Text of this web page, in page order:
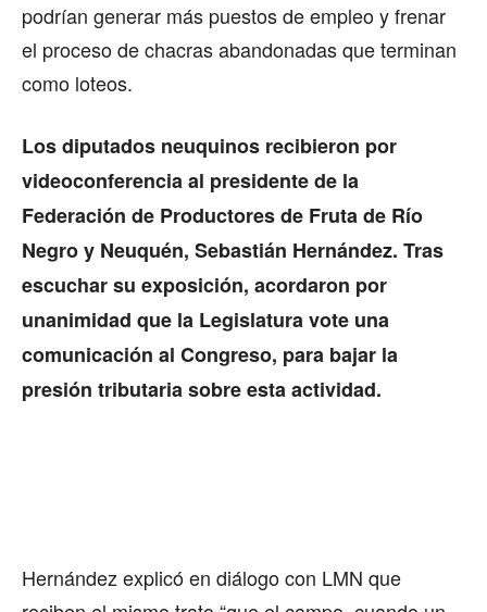
podrían generar más puestos de empleo y frenar
el proceso de chacras abandonadas que terminan
como loteos.
Los diputados neuquinos recibieron por
videoconferencia al presidente de la
Federación de Productores de Fruta de Río
Negro y Neuquén, Sebastián Hernández. Tras
escuchar su exposición, acordaron por
unanimidad que la Legislatura vote una
comunicación al Congreso, para bajar la
presión tributaria sobre esta actividad.
Hernández explicó en diálogo con LMN que